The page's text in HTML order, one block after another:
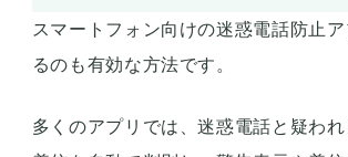
スマートフォン向けの迷惑電話防止
るのも有効な方法です。
多くのアプリでは、迷惑電話と疑わ